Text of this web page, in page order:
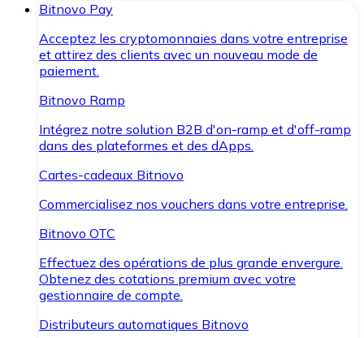
Bitnovo Pay
Acceptez les cryptomonnaies dans votre entreprise
et attirez des clients avec un nouveau mode de
paiement.
Bitnovo Ramp
Intégrez notre solution B2B d'on-ramp et d'off-ramp
dans des plateformes et des dApps.
Cartes-cadeaux Bitnovo
Commercialisez nos vouchers dans votre entreprise.
Bitnovo OTC
Effectuez des opérations de plus grande envergure.
Obtenez des cotations premium avec votre
gestionnaire de compte.
Distributeurs automatiques Bitnovo